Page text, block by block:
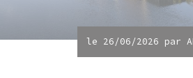
le 26/06/2026 par